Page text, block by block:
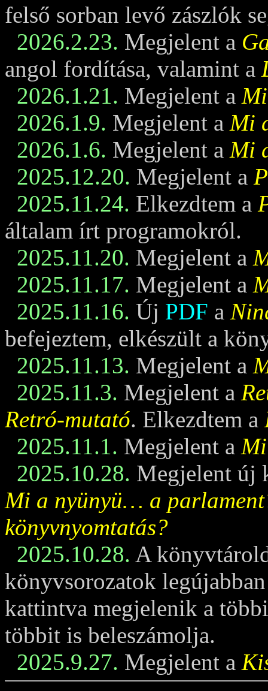
felső sorban levő zászlók
2026.2.23. Megjelent a
angol fordítása, valamint a
2026.1.21. Megjelent a
2026.1.9. Megjelent a Mi
2026.1.6. Megjelent a Mi
2025.12.20. Megjelent a
2025.11.24. Elkezdtem a
általam írt programokról.
2025.11.20. Megjelent a
2025.11.17. Megjelent a
2025.11.16. Új PDF a
befejeztem, elkészült a
2025.11.13. Megjelent a
2025.11.3. Megjelent a
Retró-mutató. Elkezdtem a
2025.11.1. Megjelent a
2025.10.28. Megjelent új
Mi a nyünyü… a
könyvnyomtatás?
2025.10.28. A
könyvsorozatok
kattintva megjelenik a
többit is beleszámolja.
2025.9.27. Megjelent a